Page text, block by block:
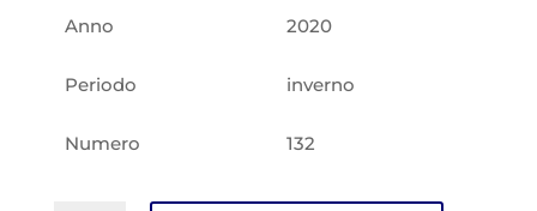
Anno 2020
Periodo inverno
Numero 132